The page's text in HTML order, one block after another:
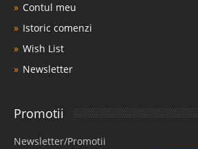
Contul meu
Istoric comenzi
Wish List
Newsletter
Promotii
Newsletter/Promotii